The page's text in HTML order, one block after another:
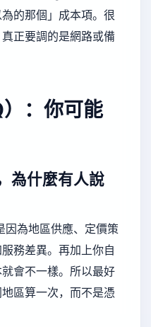
的那個」成本項。很
正要調的是網路或備
：你可能
為什麼有人說
因為地區供應、定價策
務差異。再加上你自
會不一樣。所以最好
區算一次，而不是憑